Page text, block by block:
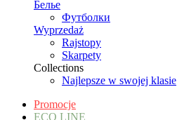
Белье
Футболки
Wyprzedaż
Rajstopy
Skarpety
Collections
Najlepsze w swojej klasie
Promocje
ECO LINE